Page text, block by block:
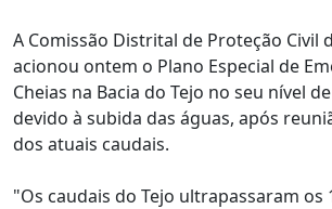
A Comissão Distrital de Proteção Civil
acionou ontem o Plano Especial de
Cheias na Bacia do Tejo no seu nível
devido à subida das águas, após
dos atuais caudais.
"Os caudais do Tejo ultrapassaram os